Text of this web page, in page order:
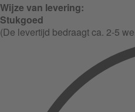
Wijze van levering:
Stukgoed
(De levertijd bedraagt ca. 2-5